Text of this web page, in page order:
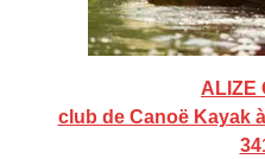
ALIZE
club de Canoë Kayak